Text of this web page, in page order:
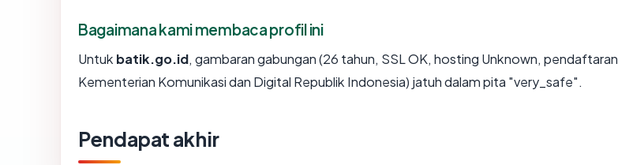
Bagaimana kami membaca profil ini
Untuk batik.go.id, gambaran gabungan (26 tahun, SSL OK, hosting Unknown, pendaftaran
Kementerian Komunikasi dan Digital Republik Indonesia) jatuh dalam pita "very_safe".
Pendapat akhir